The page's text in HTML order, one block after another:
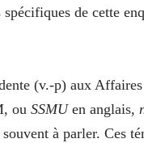
spécifiques de cette
(v.-p) aux
ou SSMUen anglais,
à parler. Ces